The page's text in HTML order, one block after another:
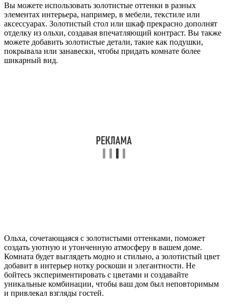
Вы можете использовать золотистые оттенки в разных
элементах интерьера, например, в мебели, текстиле или
аксессуарах. Золотистый стол или шкаф прекрасно дополнят
отделку из ольхи, создавая впечатляющий контраст. Вы также
можете добавить золотистые детали, такие как подушки,
покрывала или занавески, чтобы придать комнате более
шикарный вид.
Ольха, сочетающаяся с золотистыми оттенками, поможет
создать уютную и утонченную атмосферу в вашем доме.
Комната будет выглядеть модно и стильно, а золотистый цвет
добавит в интерьер нотку роскоши и элегантности. Не
бойтесь экспериментировать с цветами и создавайте
уникальные комбинации, чтобы ваш дом был неповторимым
и привлекал взгляды гостей.